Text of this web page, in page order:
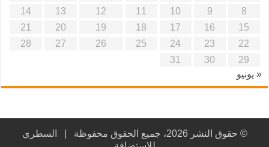
8
9
10
11
12
13
14
15
16
17
18
19
20
21
22
23
24
25
26
27
28
29
30
31
« يونيو
© حقوق النشر 2026، جميع الحقوق محفوظة |
السطري